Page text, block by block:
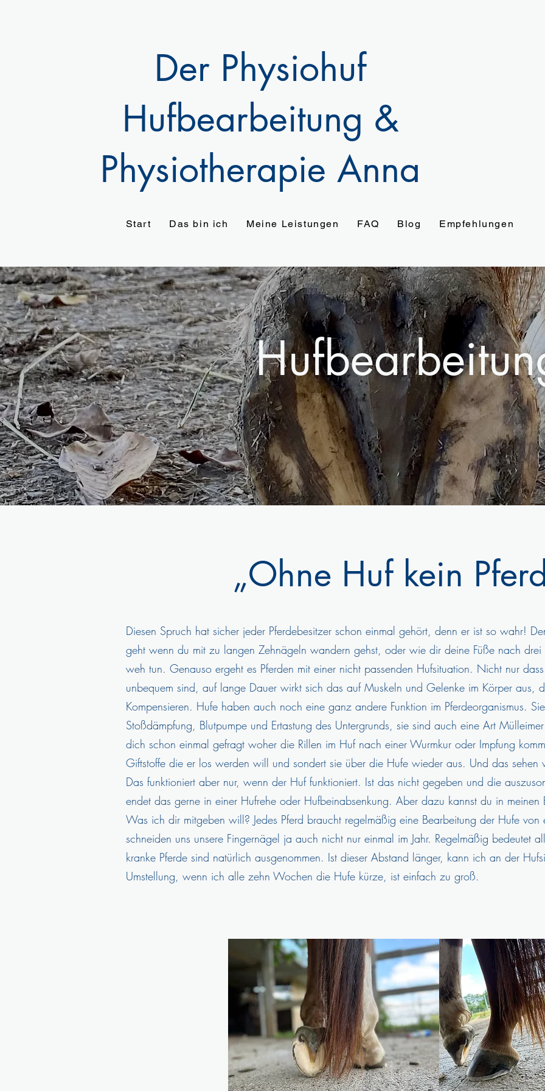
Der Physiohuf
Hufbearbeitung &
Physiotherapie Anna
Start Das bin ich Meine Leistungen FAQ Blog Empfehlungen
H
„Ohne Huf kein
Diesen Spruch hat sicher jeder Pferdebesitzer schon einmal gehört, denn er ist so wahr!
geht wenn du mit zu langen Zehnägeln wandern gehst, oder wie dir deine Füße nach drei
weh tun. Genauso ergeht es Pferden mit einer nicht passenden Hufsituation. Nicht nur
unbequem sind, auf lange Dauer wirkt sich das auf Muskeln und Gelenke im Körper aus,
Kompensieren. Hufe haben auch noch eine ganz andere Funktion im Pferdeorganismus.
Stoßdämpfung, Blutpumpe und Ertastung des Untergrunds, sie sind auch eine Art
dich schon einmal gefragt woher die Rillen im Huf nach einer Wurmkur oder Impfung
Giftstoffe die er los werden will und sondert sie über die Hufe wieder aus. Und das
Das funktioniert aber nur, wenn der Huf funktioniert. Ist das nicht gegeben und die
endet das gerne in einer Hufrehe oder Hufbeinabsenkung. Aber dazu kannst du in meinen
Was ich dir mitgeben will? Jedes Pferd braucht regelmäßig eine Bearbeitung der Hufe von
schneiden uns unsere Fingernägel ja auch nicht nur einmal im Jahr. Regelmäßig bedeutet
kranke Pferde sind natürlich ausgenommen. Ist dieser Abstand länger, kann ich an der
Umstellung, wenn ich alle zehn Wochen die Hufe kürze, ist einfach zu groß.